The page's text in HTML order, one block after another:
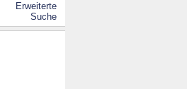
Erweiterte
Suche